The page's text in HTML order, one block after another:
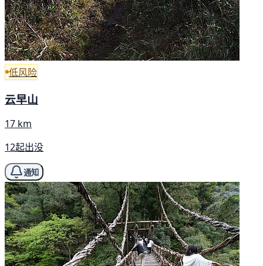
低风险
云早山
17 km
12起出没
通知